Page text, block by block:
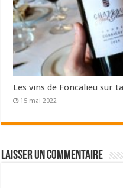
Les vins de Foncalieu sur
15 mai 2022
Laisser un commentaire